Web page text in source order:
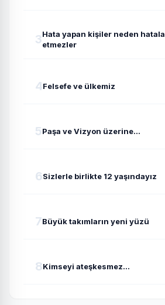
3Hata yapan kişiler neden
etmezler
4Felsefe ve ülkemiz
5Paşa ve Vizyon üzerine...
6Sizlerle birlikte 12 yaşındayız
7Büyük takımların yeni yüzü
8Kimseyi ateşkesmez...